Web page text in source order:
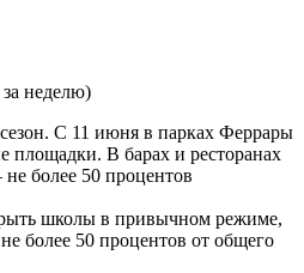
неделю)
С 11 июня в парках Феррары
площадки. В барах и ресторанах
более 50 процентов
школы в привычном режиме,
более 50 процентов от общего